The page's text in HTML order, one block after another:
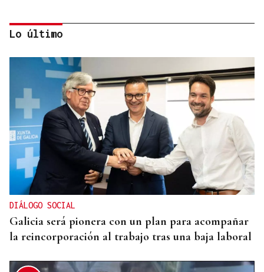
Lalo Pavón
O AFIADOR
Un día haberá autobuses
Lo último
DIÁLOGO SOCIAL
Galicia será pionera con un plan para acompañar
la reincorporación al trabajo tras una baja laboral